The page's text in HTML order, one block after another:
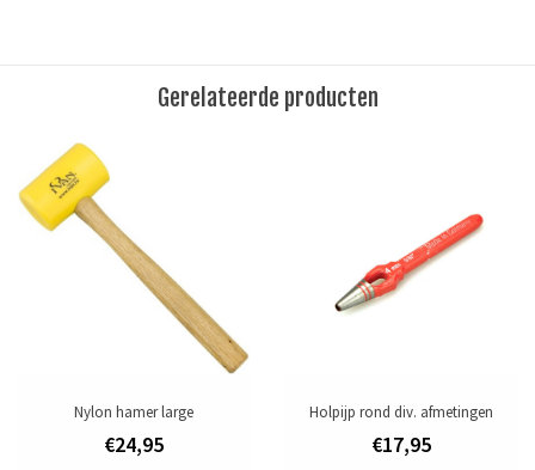
bevestigen met een slagstempel, een houder voor nestels en een
De gaten kunt u van te voren maken met een revolvertang of een
holpijp van 4 mm.
Meet hoe dik het materiaal is dat u aan elkaar wilt bevestigen.
Gebruik een nestel met een hoogte die 2 à 3 mm langer is dan de
dikte van het materiaal.
Maat: kraag ø 9,5 mm, gat ø 5,5 mm, hoogte 4,5 mm
fournituren/ hamer /leergereedschap
ringen
Toevoegen om te vergelijken
Gerelateerde producten
Nylon hamer large
€24,95
Holpijp rond div. afmetingen
€17,95